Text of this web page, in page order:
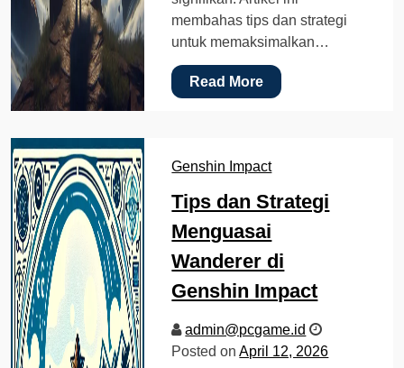
membahas tips dan strategi
untuk memaksimalkan…
Read More
Genshin Impact
Tips dan Strategi
Menguasai
Wanderer di
Genshin Impact
admin@pcgame.id
Posted onApril 12, 2026